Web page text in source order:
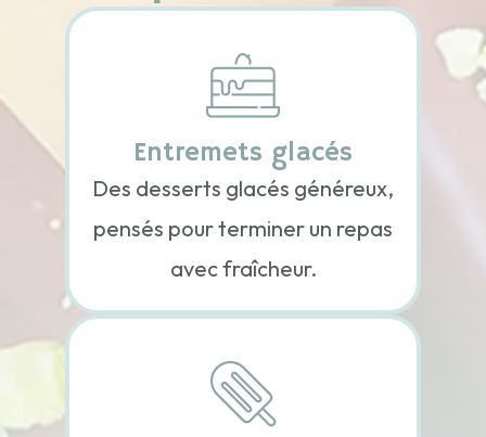
Entremets glacés
Des desserts glacés généreux,
pensés pour terminer un repas
avec fraîcheur.